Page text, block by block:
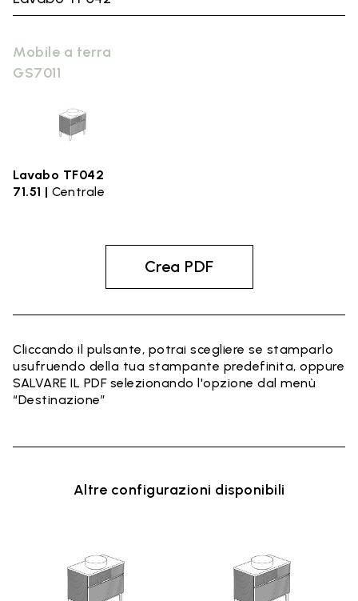
Mobile a terra
GS7011
Lavabo TF042
71.51 | Centrale
Crea PDF
Cliccando il pulsante, potrai scegliere se stamparlo
usufruendo della tua stampante predefinita, oppure
SALVARE IL PDF selezionando l'opzione dal menù
“Destinazione”
Altre configurazioni disponibili